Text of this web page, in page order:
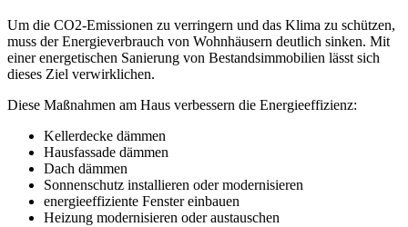
Um die CO2-Emissionen zu verringern und das Klima zu schützen,
muss der Energieverbrauch von Wohnhäusern deutlich sinken. Mit
einer energetischen Sanierung von Bestandsimmobilien lässt sich
dieses Ziel verwirklichen.
Diese Maßnahmen am Haus verbessern die Energieeffizienz:
Kellerdecke dämmen
Hausfassade dämmen
Dach dämmen
Sonnenschutz installieren oder modernisieren
energieeffiziente Fenster einbauen
Heizung modernisieren oder austauschen